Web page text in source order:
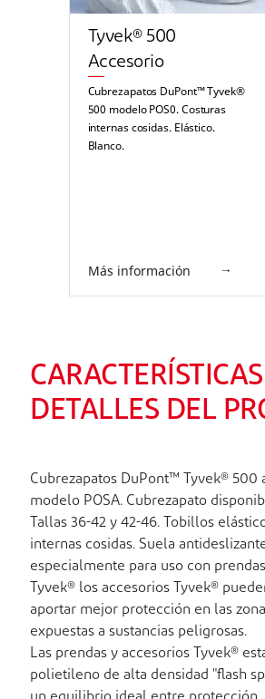
Tyvek® 500
Accesorio
Cubrezapatos DuPont™ Tyvek®
500 modelo POS0. Costuras
internas cosidas. Elástico.
Blanco.
Más información
DETALLES DEL
Cubrezapatos DuPont™ Tyvek® 500
modelo POSA. Cubrezapato
Tallas 36-42 y 42-46. Tobillos
internas cosidas. Suela
especialmente para uso con
Tyvek® los accesorios Tyvek®
aportar mejor protección en las
expuestas a sustancias peligrosas.
Las prendas y accesorios Tyvek®
polietileno de alta densidad "flash